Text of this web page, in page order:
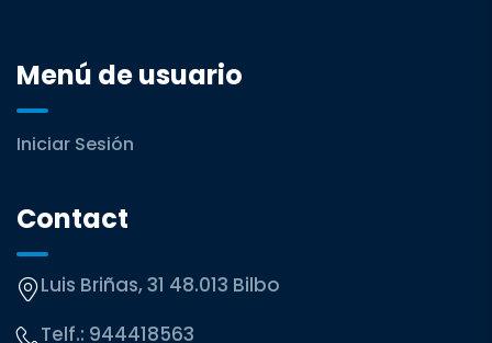
Menú de usuario
Iniciar Sesión
Contact
Luis Briñas, 31 48.013 Bilbo
Telf.: 944418563